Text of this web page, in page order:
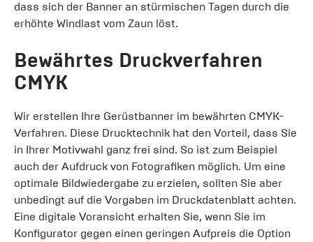
dass sich der Banner an stürmischen Tagen durch die
erhöhte Windlast vom Zaun löst.
Bewährtes Druckverfahren
CMYK
Wir erstellen Ihre Gerüstbanner im bewährten CMYK-
Verfahren. Diese Drucktechnik hat den Vorteil, dass Sie
in Ihrer Motivwahl ganz frei sind. So ist zum Beispiel
auch der Aufdruck von Fotografiken möglich. Um eine
optimale Bildwiedergabe zu erzielen, sollten Sie aber
unbedingt auf die Vorgaben im Druckdatenblatt achten.
Eine digitale Voransicht erhalten Sie, wenn Sie im
Konfigurator gegen einen geringen Aufpreis die Option